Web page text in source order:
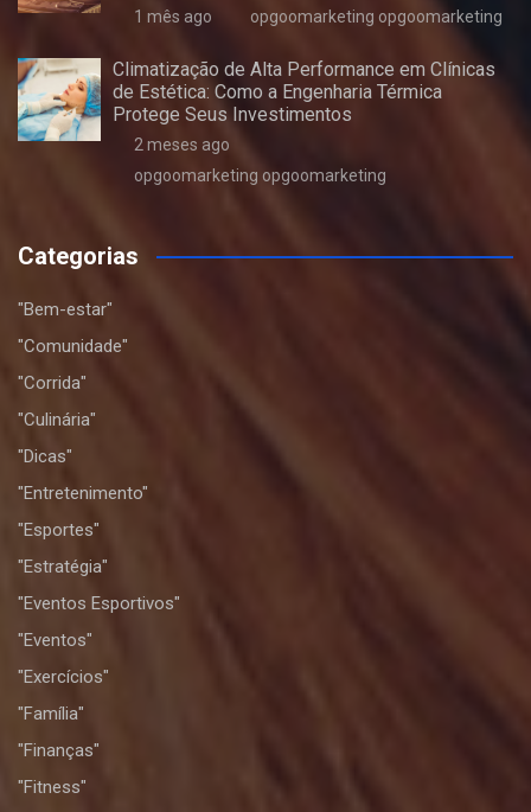
1 mês ago opgoomarketing opgoomarketing
Climatização de Alta Performance em Clínicas
de Estética: Como a Engenharia Térmica
Protege Seus Investimentos
2 meses ago
opgoomarketing opgoomarketing
Categorias
"Bem-estar"
"Comunidade"
"Corrida"
"Culinária"
"Dicas"
"Entretenimento"
"Esportes"
"Estratégia"
"Eventos Esportivos"
"Eventos"
"Exercícios"
"Família"
"Finanças"
"Fitness"